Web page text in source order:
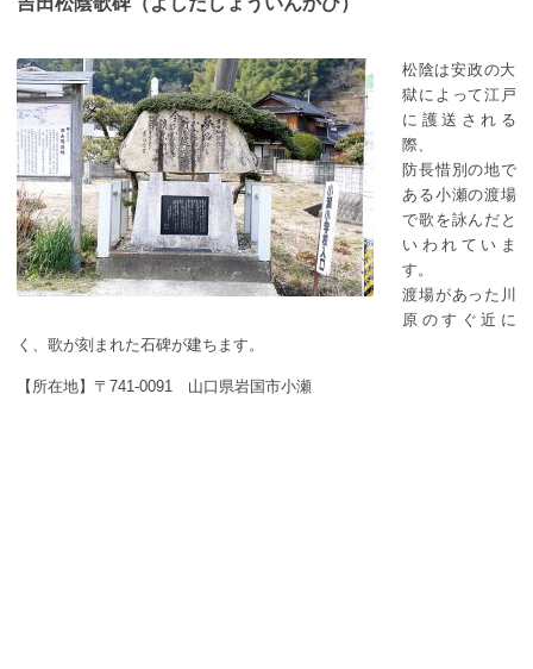
松陰は安政の大
獄によって江戸
に護送される
際、
防長惜別の地で
ある小瀬の渡場
で歌を詠んだと
いわれていま
す。
渡場があった川
原のすぐ近に
く、歌が刻まれた石碑が建ちます。
【所在地】〒741-0091 山口県岩国市小瀬